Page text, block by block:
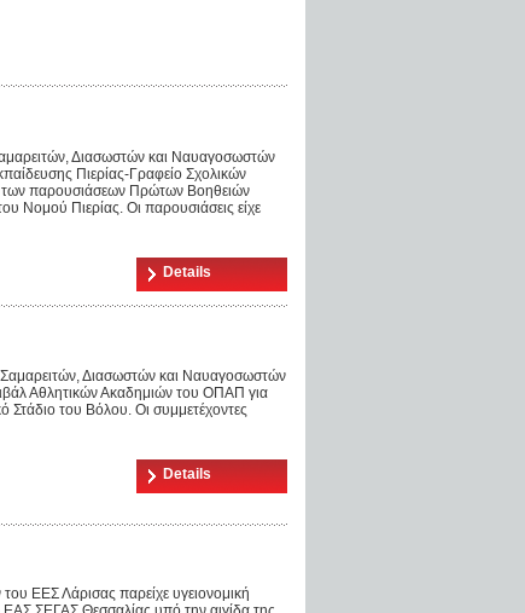
Διασωστών και Ναυαγοσωστών
Πιερίας-Γραφείο Σχολικών
παρουσιάσεων Πρώτων Βοηθειών
Νομού Πιερίας. Οι παρουσιάσεις είχε
Details
Διασωστών και Ναυαγοσωστών
Αθλητικών Ακαδημιών του ΟΠΑΠ για
Στάδιο του Βόλου. Οι συμμετέχοντες
Details
ΕΕΣ Λάρισας παρείχε υγειονομική